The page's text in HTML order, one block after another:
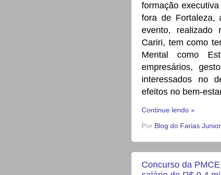
formação
fora de Fortaleza,
evento, realizado
Cariri, tem como
Mental como
empresários,
interessados no
efeitos no bem-
Continue lendo »
Por Blog do Farias Junior
Concurso da